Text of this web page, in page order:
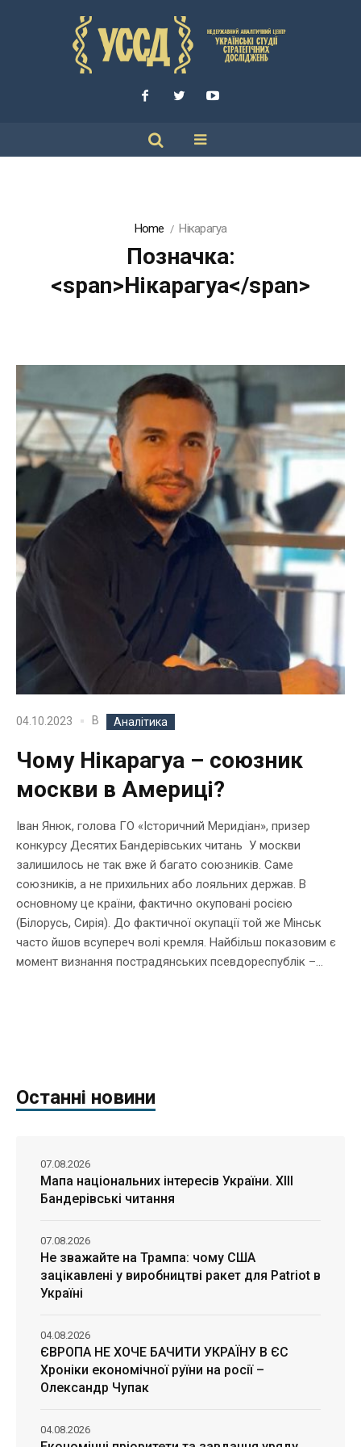
Home Нікарагуа
Позначка:
<span>Нікарагуа</span>
04.10.2023 В Аналітика
Чому Нікарагуа – союзник
москви в Америці?
Іван Янюк, голова ГО «Історичний Меридіан», призер
конкурсу Десятих Бандерівських читань У москви
залишилось не так вже й багато союзників. Саме
союзників, а не прихильних або лояльних держав. В
основному це країни, фактично окуповані росією
(Білорусь, Сирія). До фактичної окупації той же Мінськ
часто йшов всупереч волі кремля. Найбільш показовим є
момент визнання пострадянських псевдореспублік –...
Останні новини
Мапа національних інтересів України. ХІІІ
Бандерівські читання
07.08.2026
Не зважайте на Трампа: чому США
зацікавлені у виробництві ракет для Patriot в
Україні
07.08.2026
ЄВРОПА НЕ ХОЧЕ БАЧИТИ УКРАЇНУ В ЄС
Хроніки економічної руїни на росії –
Олександр Чупак
04.08.2026
04.08.2026